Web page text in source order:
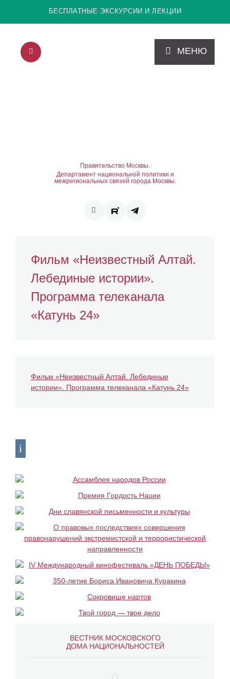
БЕСПЛАТНЫЕ ЭКСКУРСИИ И ЛЕКЦИИ
МЕНЮ
Правительство Москвы.
Департамент национальной политики и
межрегиональных связей города Москвы.
Фильм «Неизвестный Алтай.
Лебединые истории».
Программа телеканала
«Катунь 24»
Фильм «Неизвестный Алтай. Лебединые
истории». Программа телеканала «Катунь 24»
ВЕСТНИК МОСКОВСКОГО
ДОМА НАЦИОНАЛЬНОСТЕЙ